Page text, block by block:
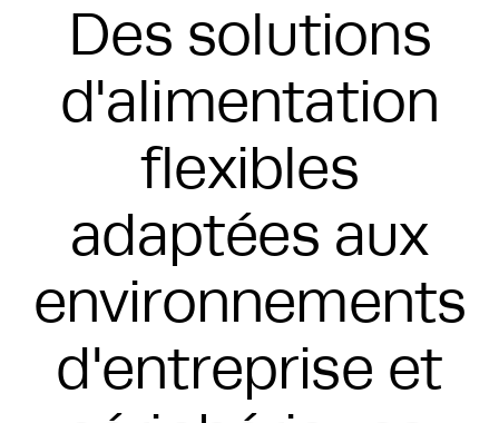
Des solutions
d'alimentation
flexibles
adaptées aux
environnements
d'entreprise et